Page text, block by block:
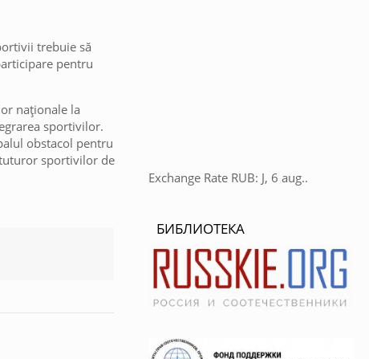
trebuie să
pentru
naționale la
sportivilor.
obstacol pentru
sportivilor de
Exchange Rate RUB: J, 6 aug..
БИБЛИОТЕКА